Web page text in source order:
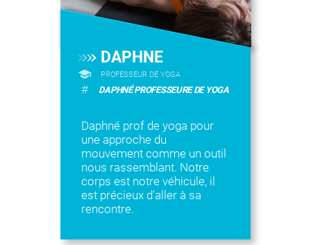
DAPHNE
PROFESSEUR DE YOGA
# DAPHNÉ PROFESSEURE DE YOGA
Daphné prof de yoga pour
une approche du
mouvement comme un outil
nous rassemblant. Notre
corps est notre véhicule, il
est précieux d'aller à sa
rencontre.